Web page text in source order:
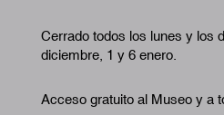
Cerrado todos los lunes y los
diciembre, 1 y 6 enero.
Acceso gratuito al Museo y a